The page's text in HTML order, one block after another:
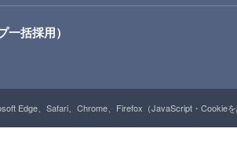
一括採用）
Edge、Safari、Chrome、Firefox（JavaScript・Cookie